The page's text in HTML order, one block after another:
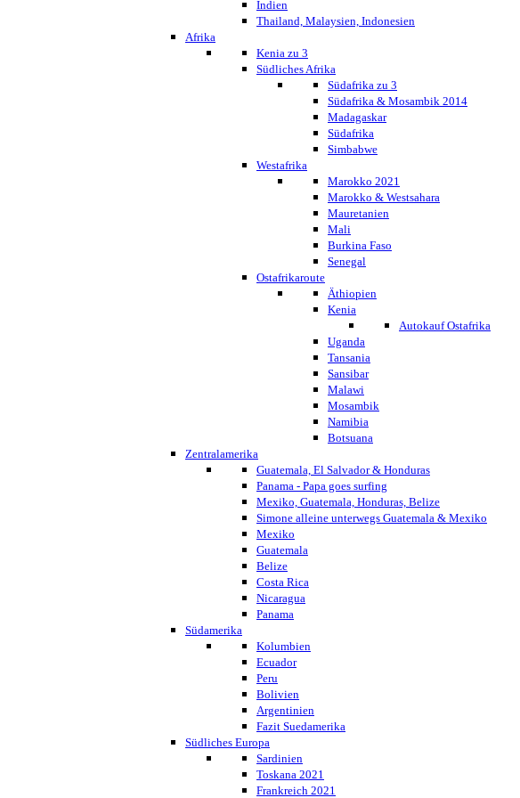
Indien
Thailand, Malaysien, Indonesien
Afrika
Kenia zu 3
Südliches Afrika
Südafrika zu 3
Südafrika & Mosambik 2014
Madagaskar
Südafrika
Simbabwe
Westafrika
Marokko 2021
Marokko & Westsahara
Mauretanien
Mali
Burkina Faso
Senegal
Ostafrikaroute
Äthiopien
Kenia
Autokauf Ostafrika
Uganda
Tansania
Sansibar
Malawi
Mosambik
Namibia
Botsuana
Zentralamerika
Guatemala, El Salvador & Honduras
Panama - Papa goes surfing
Mexiko, Guatemala, Honduras, Belize
Simone alleine unterwegs Guatemala & Mexiko
Mexiko
Guatemala
Belize
Costa Rica
Nicaragua
Panama
Südamerika
Kolumbien
Ecuador
Peru
Bolivien
Argentinien
Fazit Suedamerika
Südliches Europa
Sardinien
Toskana 2021
Frankreich 2021